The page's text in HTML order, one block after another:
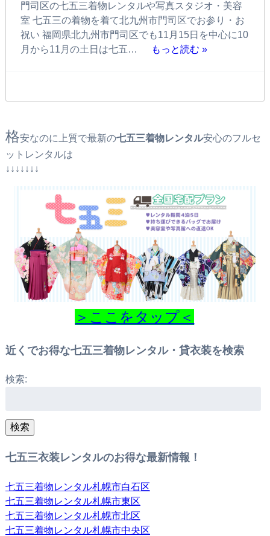
門司区の七五三着物レンタルや写真スタジオ・美容
室 七五三の着物を着て北九州市門司区でお参り・お
祝い 福岡県北九州市門司区でも11月15日を中心に10
月から11月の土日は七五…
もっと読む »
格安なのに上質で最新の七五三着物レンタル安心のフルセ
ットレンタルは
↓↓↓↓↓↓↓
＞ここをタップ＜
近くでお得な七五三着物レンタル・貸衣装を検索
検索:
検索
七五三衣装レンタルのお得な最新情報！
七五三着物レンタル札幌市白石区
七五三着物レンタル札幌市東区
七五三着物レンタル札幌市北区
七五三着物レンタル札幌市中央区